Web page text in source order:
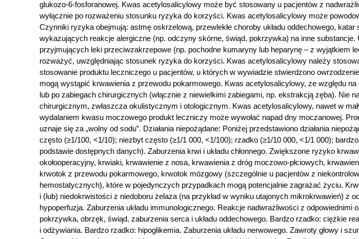
glukozo-6-fosforanowej. Kwas acetylosalicylowy może być stosowany u pacjentów z
wyłącznie po rozważeniu stosunku ryzyka do korzyści. Kwas acetylosalicylowy może
Czynniki ryzyka obejmują: astmę oskrzelową, przewlekłe choroby układu oddechowego,
wykazujących reakcje alergiczne (np. odczyny skórne, świąd, pokrzywka) na inne
przyjmujących leki przeciwzakrzepowe (np. pochodne kumaryny lub heparynę – z wyjątkiem
rozważyć, uwzględniając stosunek ryzyka do korzyści. Kwas acetylosalicylowy należy
stosowanie produktu leczniczego u pacjentów, u których w wywiadzie stwierdzono
mogą wystąpić krwawienia z przewodu pokarmowego. Kwas acetylosalicylowy, ze względu
lub po zabiegach chirurgicznych (włącznie z niewielkimi zabiegami, np. ekstrakcją zęba).
chirurgicznym, zwłaszcza okulistycznym i otologicznym. Kwas acetylosalicylowy, nawet w
wydalaniem kwasu moczowego produkt leczniczy może wywołać napad dny moczanowej.
uznaje się za „wolny od sodu”. Działania niepożądane: Poniżej przedstawiono działania
często (≥1/100, <1/10); niezbyt często (≥1/1 000, <1/100); rzadko (≥1/10 000, <1/1 000);
podstawie dostępnych danych). Zaburzenia krwi i układu chłonnego. Zwiększone ryzyko
okołooperacyjny, krwiaki, krwawienie z nosa, krwawienia z dróg moczowo-płciowych,
krwotok z przewodu pokarmowego, krwotok mózgowy (szczególnie u pacjentów z
hemostatycznych), które w pojedynczych przypadkach mogą potencjalnie zagrażać życiu.
i (lub) niedokrwistości z niedoboru żelaza (na przykład w wyniku utajonych mikrokrwawień) z
hypoperfuzja. Zaburzenia układu immunologicznego. Reakcje nadwrażliwości z
pokrzywka, obrzęk, świąd, zaburzenia serca i układu oddechowego. Bardzo rzadko: ciężkie
i odżywiania. Bardzo rzadko: hipoglikemia. Zaburzenia układu nerwowego. Zawroty głowy i